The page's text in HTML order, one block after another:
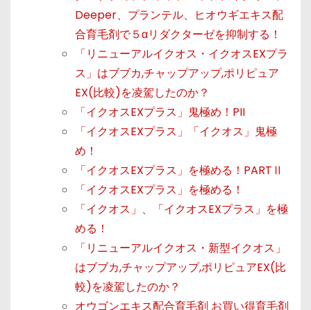
Deeper、プランテル、ヒオウギエキス配
合育毛剤で５αリダクターゼを抑制する！
「リニューアルイクオス・イクオスEXプラ
ス」はブブカ,チャップアップ,ポリピュア
EX(比較)を凌駕したのか？
「イクオスEXプラス」鬼極め！PII
「イクオスEXプラス」「イクオス」鬼極
め！
「イクオスEXプラス」を極める！PARTⅡ
「イクオスEXプラス」を極める！
「イクオス」、「イクオスEXプラス」を極
める！
「リニューアルイクオス・新型イクオス」
はブブカ,チャップアップ,ポリピュアEX(比
較)を凌駕したのか？
オウゴンエキス配合育毛剤 お買い得育毛剤